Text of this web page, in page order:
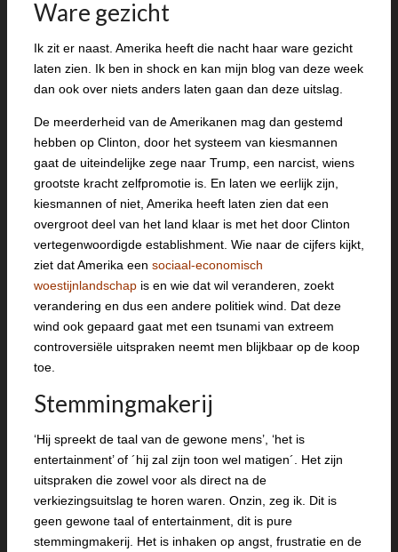
Ware gezicht
Ik zit er naast. Amerika heeft die nacht haar ware gezicht
laten zien. Ik ben in shock en kan mijn blog van deze week
dan ook over niets anders laten gaan dan deze uitslag.
De meerderheid van de Amerikanen mag dan gestemd
hebben op Clinton, door het systeem van kiesmannen
gaat de uiteindelijke zege naar Trump, een narcist, wiens
grootste kracht zelfpromotie is. En laten we eerlijk zijn,
kiesmannen of niet, Amerika heeft laten zien dat een
overgroot deel van het land klaar is met het door Clinton
vertegenwoordigde establishment. Wie naar de cijfers kijkt,
ziet dat Amerika een sociaal-economisch
woestijnlandschap is en wie dat wil veranderen, zoekt
verandering en dus een andere politiek wind. Dat deze
wind ook gepaard gaat met een tsunami van extreem
controversiële uitspraken neemt men blijkbaar op de koop
toe.
Stemmingmakerij
‘Hij spreekt de taal van de gewone mens’, ‘het is
entertainment’ of ´hij zal zijn toon wel matigen´. Het zijn
uitspraken die zowel voor als direct na de
verkiezingsuitslag te horen waren. Onzin, zeg ik. Dit is
geen gewone taal of entertainment, dit is pure
stemmingmakerij. Het is inhaken op angst, frustratie en de